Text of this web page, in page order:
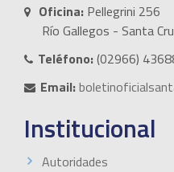
Oficina: Pellegrini 256
Río Gallegos - Santa
Teléfono:(02966)
Email:
Institucional
Autoridades